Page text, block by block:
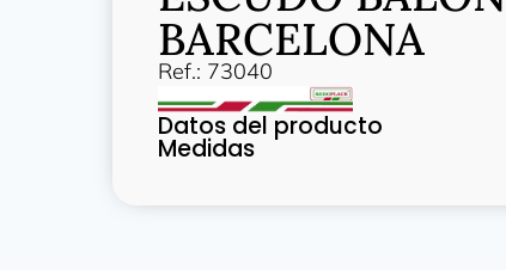
BARCELONA
Ref.: 73040
Datos del producto
Medidas